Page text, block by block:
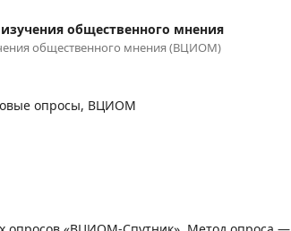
общественного мнения
общественного мнения (ВЦИОМ)
опросы, ВЦИОМ